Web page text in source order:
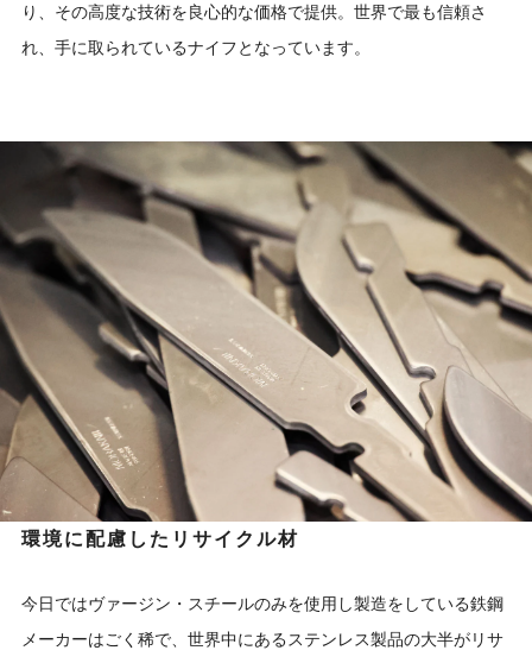
り、その高度な技術を良心的な価格で提供。世界で最も信頼さ
れ、手に取られているナイフとなっています。
環境に配慮したリサイクル材
今日ではヴァージン・スチールのみを使用し製造をしている鉄鋼
メーカーはごく稀で、世界中にあるステンレス製品の大半がリサ